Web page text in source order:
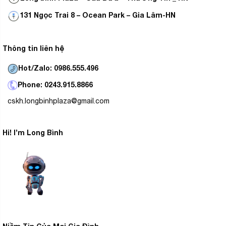
Cho phép người dùng chủ động thời gian bật tắt máy
theo nhu cầu
Tự khởi động khi có điện
131 Ngọc Trai 8 – Ocean Park – Gia Lâm-HN
Thông tin liên hệ
Hot/Zalo: 0986.555.496
Phone: 0243.915.8866
cskh.longbinhplaza@gmail.com
Hi! I’m Long Bình